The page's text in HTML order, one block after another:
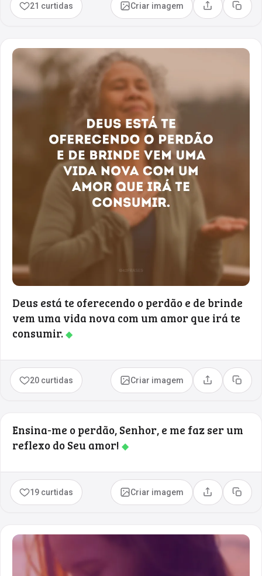
21 curtidas Criar imagem Compartilhar
Copiar
Deus está te oferecendo o perdão e de brinde
vem uma vida nova com um amor que irá te
consumir.◆
20 curtidas Criar imagem Compartilhar
Copiar
Ensina-me o perdão, Senhor, e me faz ser um
reflexo do Seu amor! ◆
19 curtidas Criar imagem Compartilhar
Copiar